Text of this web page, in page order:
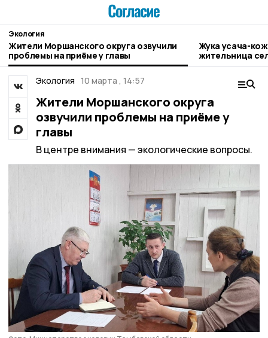
Экология
Жители Моршанского округа озвучили
проблемы на приёме у главы
Жука усача-
жительница
Экология 10 марта , 14:57
Жители Моршанского округа
озвучили проблемы на приёме у
главы
В центре внимания — экологические вопросы.